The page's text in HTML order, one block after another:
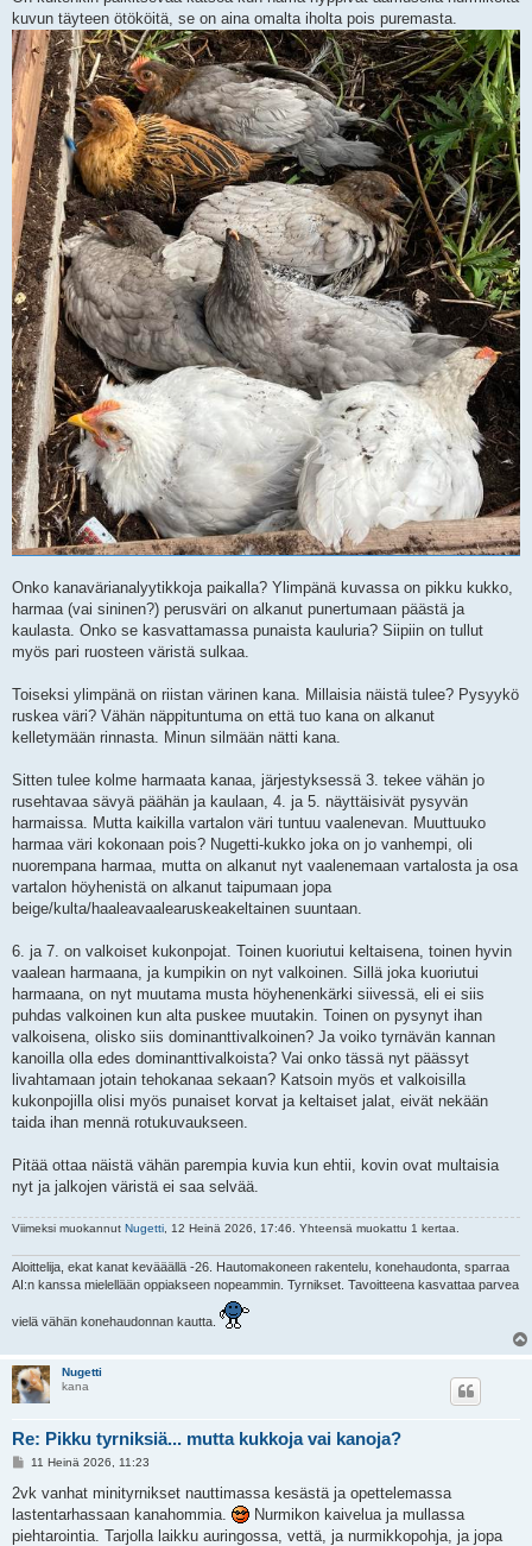
kuvun täyteen ötököitä, se on aina omalta iholta pois puremasta.
Onko kanavärianalyytikkoja paikalla? Ylimpänä kuvassa on pikku kukko,
harmaa (vai sininen?) perusväri on alkanut punertumaan päästä ja
kaulasta. Onko se kasvattamassa punaista kauluria? Siipiin on tullut
myös pari ruosteen väristä sulkaa.
Toiseksi ylimpänä on riistan värinen kana. Millaisia näistä tulee? Pysyykö
ruskea väri? Vähän näppituntuma on että tuo kana on alkanut
kelletymään rinnasta. Minun silmään nätti kana.
Sitten tulee kolme harmaata kanaa, järjestyksessä 3. tekee vähän jo
rusehtavaa sävyä päähän ja kaulaan, 4. ja 5. näyttäisivät pysyvän
harmaissa. Mutta kaikilla vartalon väri tuntuu vaalenevan. Muuttuuko
harmaa väri kokonaan pois? Nugetti-kukko joka on jo vanhempi, oli
nuorempana harmaa, mutta on alkanut nyt vaalenemaan vartalosta ja osa
vartalon höyhenistä on alkanut taipumaan jopa
beige/kulta/haaleavaalearuskeakeltainen suuntaan.
6. ja 7. on valkoiset kukonpojat. Toinen kuoriutui keltaisena, toinen hyvin
vaalean harmaana, ja kumpikin on nyt valkoinen. Sillä joka kuoriutui
harmaana, on nyt muutama musta höyhenenkärki siivessä, eli ei siis
puhdas valkoinen kun alta puskee muutakin. Toinen on pysynyt ihan
valkoisena, olisko siis dominanttivalkoinen? Ja voiko tyrnävän kannan
kanoilla olla edes dominanttivalkoista? Vai onko tässä nyt päässyt
livahtamaan jotain tehokanaa sekaan? Katsoin myös et valkoisilla
kukonpojilla olisi myös punaiset korvat ja keltaiset jalat, eivät nekään
taida ihan mennä rotukuvaukseen.
Pitää ottaa näistä vähän parempia kuvia kun ehtii, kovin ovat multaisia
nyt ja jalkojen väristä ei saa selvää.
Viimeksi muokannut Nugetti , 12 Heinä 2026, 17:46. Yhteensä muokattu 1 kertaa.
Aloittelija, ekat kanat kevääällä -26. Hautomakoneen rakentelu, konehaudonta, sparraa
AI:n kanssa mielellään oppiakseen nopeammin. Tyrnikset. Tavoitteena kasvattaa parvea
vielä vähän konehaudonnan kautta.
Nugetti
kana
Re: Pikku tyrniksiä... mutta kukkoja vai kanoja?
V
e
t
i
11 Heinä 2026, 11:23
2vk vanhat minityrnikset nauttimassa kesästä ja opettelemassa
lastentarhassaan kanahommia.
Nurmikon kaivelua ja mullassa
piehtarointia. Tarjolla laikku auringossa, vettä, ja nurmikkopohja, ja jopa